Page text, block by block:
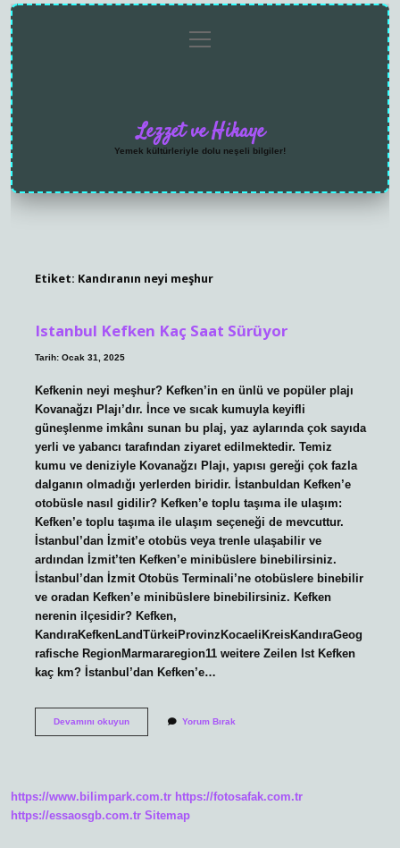
menüyü
aç
Lezzet ve Hikaye
Yemek kültürleriyle dolu neşeli bilgiler!
Etiket: Kandıranın neyi meşhur
Istanbul Kefken Kaç Saat Sürüyor
Tarih: Ocak 31, 2025
Kefkenin neyi meşhur? Kefken’in en ünlü ve popüler plajı
Kovanağzı Plajı’dır. İnce ve sıcak kumuyla keyifli
güneşlenme imkânı sunan bu plaj, yaz aylarında çok sayıda
yerli ve yabancı tarafından ziyaret edilmektedir. Temiz
kumu ve deniziyle Kovanağzı Plajı, yapısı gereği çok fazla
dalganın olmadığı yerlerden biridir. İstanbuldan Kefken’e
otobüsle nasıl gidilir? Kefken’e toplu taşıma ile ulaşım:
Kefken’e toplu taşıma ile ulaşım seçeneği de mevcuttur.
İstanbul’dan İzmit’e otobüs veya trenle ulaşabilir ve
ardından İzmit’ten Kefken’e minibüslere binebilirsiniz.
İstanbul’dan İzmit Otobüs Terminali’ne otobüslere binebilir
ve oradan Kefken’e minibüslere binebilirsiniz. Kefken
nerenin ilçesidir? Kefken,
KandıraKefkenLandTürkeiProvinzKocaeliKreisKandıraGeog
rafische RegionMarmararegion11 weitere Zeilen Ist Kefken
kaç km? İstanbul’dan Kefken’e…
Devamını okuyunIstanbul
Yorum Bırak
https://www.bilimpark.com.tr https://fotosafak.com.tr
https://essaosgb.com.tr Sitemap